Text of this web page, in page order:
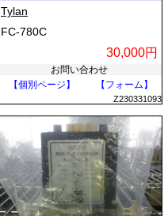
Tylan
FC-780C
30,000円
お問い合わせ
【個別ページ】
【フォーム】
Z230331093